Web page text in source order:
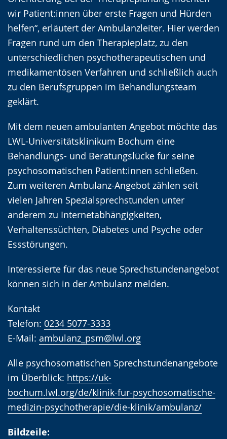
wir Patient:innen über erste Fragen und Hürden
helfen“, erläutert der Ambulanzleiter. Hier werden
Fragen rund um den Therapieplatz, zu den
unterschiedlichen psychotherapeutischen und
medikamentösen Verfahren und schließlich auch
zu den Berufsgruppen im Behandlungsteam
geklärt.
Mit dem neuen ambulanten Angebot möchte das
LWL-Universitätsklinikum Bochum eine
Behandlungs- und Beratungslücke für seine
psychosomatischen Patient:innen schließen.
Zum weiteren Ambulanz-Angebot zählen seit
vielen Jahren Spezialsprechstunden unter
anderem zu Internetabhängigkeiten,
Verhaltenssüchten, Diabetes und Psyche oder
Essstörungen.
Interessierte für das neue Sprechstundenangebot
können sich in der Ambulanz melden.
Kontakt
Telefon: 0234 5077-3333
E-Mail: ambulanz_psm@lwl.org
Alle psychosomatischen Sprechstundenangebote
im Überblick: https://uk-
bochum.lwl.org/de/klinik-fur-psychosomatische-
medizin-psychotherapie/die-klinik/ambulanz/
Bildzeile: